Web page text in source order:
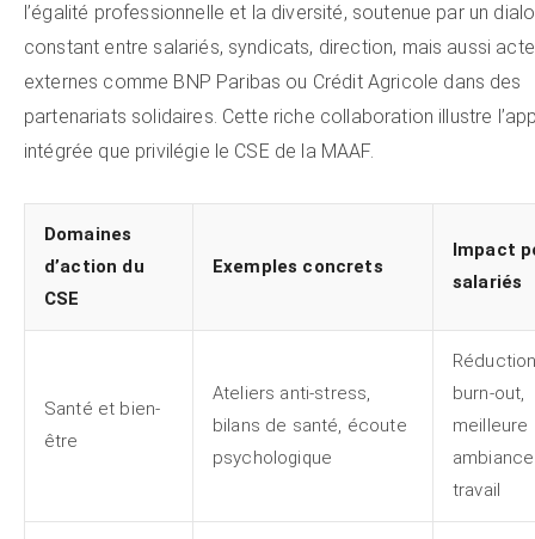
l’égalité professionnelle et la diversité, soutenue par un
constant entre salariés, syndicats, direction, mais aussi
externes comme BNP Paribas ou Crédit Agricole dans des
partenariats solidaires. Cette riche collaboration illustre
intégrée que privilégie le CSE de la MAAF.
Domaines
d’action du
CSE
Exemples concrets
Impact
salariés
Santé et bien-
être
Ateliers anti-stress,
bilans de santé, écoute
psychologique
burn-out,
meilleure
travail